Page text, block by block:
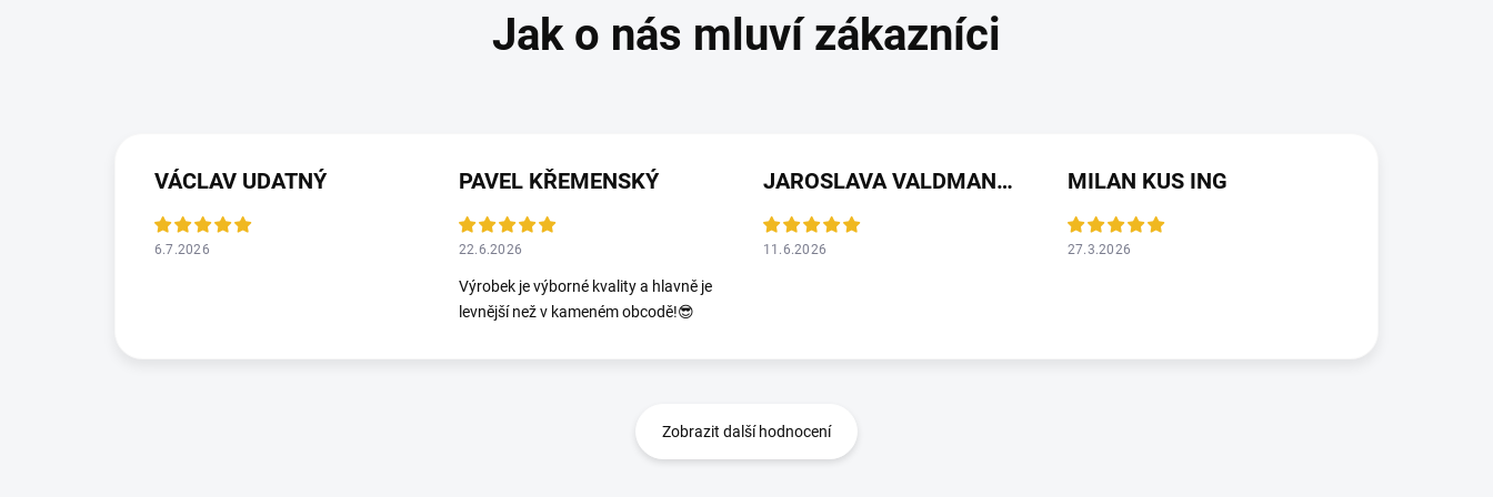
VÁCLAV UDATNÝ
6.7.2026
PAVEL KŘEMENSKÝ
22.6.2026
Výrobek je výborné kvality a hlavně je
levnější než v kameném obcodě!😎
JAROSLAVA VALDMANOVA
11.6.2026
MILAN KUS ING
27.3.2026
Zobrazit další hodnocení